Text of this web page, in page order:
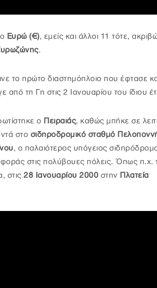
Ευρώ (€), εμείς και άλλοι 11 τότε,
.
το πρώτο διαστημόπλοιο που έφτασε
τη Γη στις 2 Ιανουαρίου του ίδιου
ο Πειραιάς, καθώς μπήκε σε
στο σιδηροδρομικό σταθμό
, ο παλαιότερος υπόγειος
στις πολύβουες πόλεις. Όπως π.χ.
στις 28 Ιανουαρίου 2000 στην Πλατεία